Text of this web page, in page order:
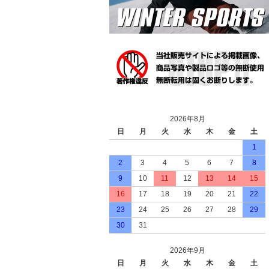
2026年8月
日
月 火 水 木 金
土
1
2
3 4 5 6 7
8
9
10 11 12 13 14
15
16
17 18 19 20 21
22
23
24 25 26 27 28
29
30
31
2026年9月
日
月 火 水 木 金
土